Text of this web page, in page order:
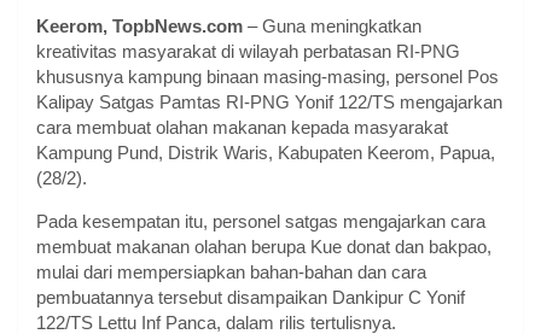
Keerom, TopbNews.com – Guna meningkatkan
kreativitas masyarakat di wilayah perbatasan RI-PNG
khususnya kampung binaan masing-masing, personel Pos
Kalipay Satgas Pamtas RI-PNG Yonif 122/TS mengajarkan
cara membuat olahan makanan kepada masyarakat
Kampung Pund, Distrik Waris, Kabupaten Keerom, Papua,
(28/2).
Pada kesempatan itu, personel satgas mengajarkan cara
membuat makanan olahan berupa Kue donat dan bakpao,
mulai dari mempersiapkan bahan-bahan dan cara
pembuatannya tersebut disampaikan Dankipur C Yonif
122/TS Lettu Inf Panca, dalam rilis tertulisnya.